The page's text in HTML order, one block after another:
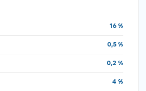
16 %
0,5 %
0,2 %
4 %